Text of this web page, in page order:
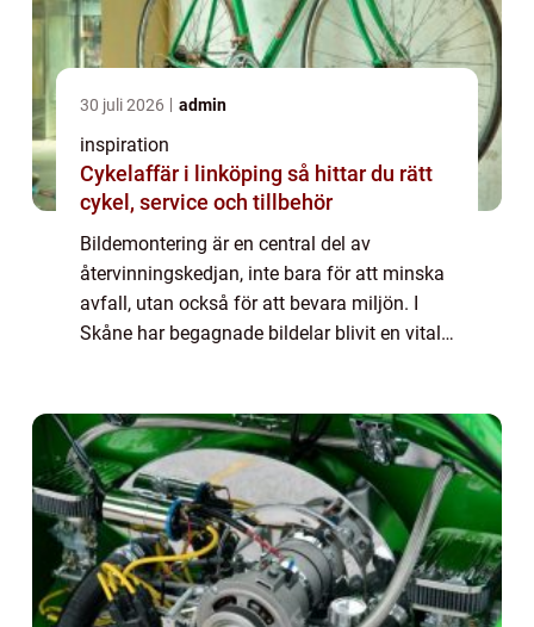
30 juli 2026 admin
inspiration
Cykelaffär i linköping så hittar du rätt
cykel, service och tillbehör
Bildemontering är en central del av
återvinningskedjan, inte bara för att minska
avfall, utan också för att bevara miljön. I
Skåne har begagnade bildelar blivit en vital